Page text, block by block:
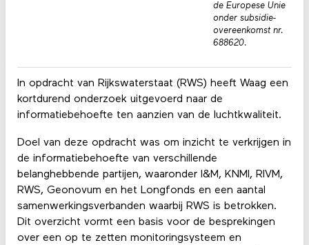
In opdracht van Rijkswaterstaat (RWS) heeft Waag een
kortdurend onderzoek uitgevoerd naar de
informatiebehoefte ten aanzien van de luchtkwaliteit.
Doel van deze opdracht was om inzicht te verkrijgen in
de informatiebehoefte van verschillende
belanghebbende partijen, waaronder I&M, KNMI, RIVM,
RWS, Geonovum en het Longfonds en een aantal
samenwerkingsverbanden waarbij RWS is betrokken.
Dit overzicht vormt een basis voor de besprekingen
over een op te zetten monitoringsysteem en
de Europese Unie
onder subsidie­
overeenkomst nr.
688620.